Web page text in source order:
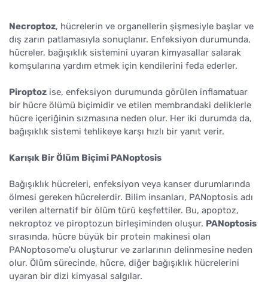
Necroptoz, hücrelerin ve organellerin şişmesiyle başlar ve
dış zarın patlamasıyla sonuçlanır. Enfeksiyon durumunda,
hücreler, bağışıklık sistemini uyaran kimyasallar salarak
komşularına yardım etmek için kendilerini feda ederler.
Piroptoz ise, enfeksiyon durumunda görülen inflamatuar
bir hücre ölümü biçimidir ve etilen membrandaki deliklerle
hücre içeriğinin sızmasına neden olur. Her iki durumda da,
bağışıklık sistemi tehlikeye karşı hızlı bir yanıt verir.
Karışık Bir Ölüm Biçimi PANoptosis
Bağışıklık hücreleri, enfeksiyon veya kanser durumlarında
ölmesi gereken hücrelerdir. Bilim insanları, PANoptosis adı
verilen alternatif bir ölüm türü keşfettiler. Bu, apoptoz,
nekroptoz ve piroptozun birleşiminden oluşur. PANoptosis
sırasında, hücre büyük bir protein makinesi olan
PANoptosome'u oluşturur ve zarlarının delinmesine neden
olur. Ölüm sürecinde, hücre, diğer bağışıklık hücrelerini
uyaran bir dizi kimyasal salgılar.